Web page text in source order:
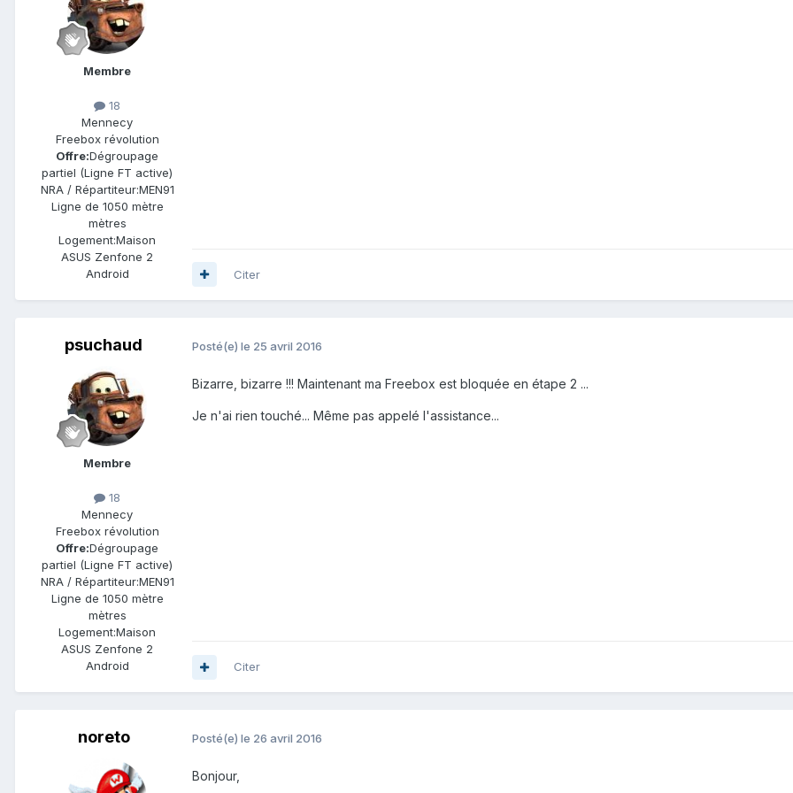
Membre
18
Mennecy
Freebox révolution
Offre:Dégroupage
partiel (Ligne FT active)
NRA / Répartiteur:MEN91
Ligne de 1050 mètre
mètres
Logement:Maison
ASUS Zenfone 2
Android
Citer
psuchaud
Membre
18
Mennecy
Freebox révolution
Offre:Dégroupage
partiel (Ligne FT active)
NRA / Répartiteur:MEN91
Ligne de 1050 mètre
mètres
Logement:Maison
ASUS Zenfone 2
Android
Posté(e) le 25 avril 2016
Bizarre, bizarre !!! Maintenant ma Freebox est bloquée en étape 2 ...
Je n'ai rien touché... Même pas appelé l'assistance...
Citer
noreto Posté(e) le 26 avril 2016
Bonjour,